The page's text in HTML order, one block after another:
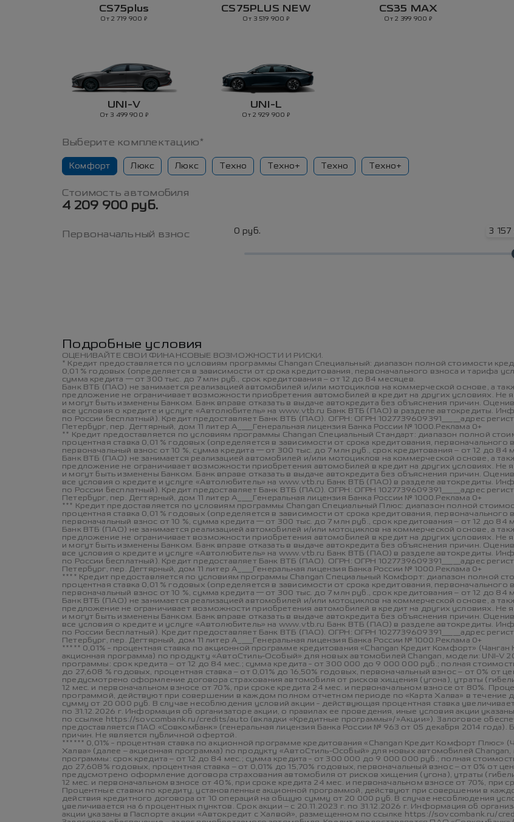
CS75plus
От 2 719 900₽
CS75PLUS NEW
От 3 519 900₽
CS35 MAX
От 2 399 900₽
UNI-V
От 3 499 900 ₽
UNI-L
От 2 929 900₽
Выберите комплектацию*
Комфорт Люкс Люкс Техно Техно+ Техно Техно+
Стоимость автомобиля
4 209 900 руб.
Первоначальный взнос 0 руб. 3
Условия кредитования и информация о расчете платежей
Подробные условия
ОЦЕНИВАЙТЕ СВОИ ФИНАНСОВЫЕ ВОЗМОЖНОСТИ И РИСКИ.
* Кредит предоставляется по условиям программы Changan Специальный: диапазон полной стоимости
0,01 % годовых (определяется в зависимости от срока кредитования, первоначального взноса и тарифа
сумма кредита — от 300 тыс. до 7 млн руб., срок кредитования – от 12 до 84 месяцев.
Банк ВТБ (ПАО) не занимается реализацией автомобилей и/или мотоциклов на коммерческой основе, а
предложение не ограничивает возможности приобретения автомобилей в кредит на других условиях. Не
и могут быть изменены Банком. Банк вправе отказать в выдаче автокредита без объяснения причин.
все условия о кредите и услуге «Автолюбитель» на www.vtb.ru Банк ВТБ (ПАО) в разделе автокредиты.
по России бесплатный). Кредит предоставляет Банк ВТБ (ПАО). ОГРН: ОГРН 1027739609391_____адрес
Петербург, пер. Дегтярный, дом 11 литер А____Генеральная лицензия Банка России № 1000.Реклама 0+
** Кредит предоставляется по условиям программы Changan Специальный Стандарт: диапазон полной
процентная ставка 0,01 % годовых (определяется в зависимости от срока кредитования,
первоначальный взнос от 10 %, сумма кредита — от 300 тыс. до 7 млн руб., срок кредитования – от 12 до 84
Банк ВТБ (ПАО) не занимается реализацией автомобилей и/или мотоциклов на коммерческой основе, а
предложение не ограничивает возможности приобретения автомобилей в кредит на других условиях. Не
и могут быть изменены Банком. Банк вправе отказать в выдаче автокредита без объяснения причин.
все условия о кредите и услуге «Автолюбитель» на www.vtb.ru Банк ВТБ (ПАО) в разделе автокредиты.
по России бесплатный). Кредит предоставляет Банк ВТБ (ПАО). ОГРН: ОГРН 1027739609391_____адрес
Петербург, пер. Дегтярный, дом 11 литер А____Генеральная лицензия Банка России № 1000.Реклама 0+
*** Кредит предоставляется по условиям программы Changan Специальный Плюс: диапазон полной
процентная ставка 0,01 % годовых (определяется в зависимости от срока кредитования,
первоначальный взнос от 10 %, сумма кредита — от 300 тыс. до 7 млн руб., срок кредитования – от 12 до 84
Банк ВТБ (ПАО) не занимается реализацией автомобилей и/или мотоциклов на коммерческой основе, а
предложение не ограничивает возможности приобретения автомобилей в кредит на других условиях. Не
и могут быть изменены Банком. Банк вправе отказать в выдаче автокредита без объяснения причин.
все условия о кредите и услуге «Автолюбитель» на www.vtb.ru Банк ВТБ (ПАО) в разделе автокредиты.
по России бесплатный). Кредит предоставляет Банк ВТБ (ПАО). ОГРН: ОГРН 1027739609391_____адрес
Петербург, пер. Дегтярный, дом 11 литер А____Генеральная лицензия Банка России № 1000.Реклама 0+
**** Кредит предоставляется по условиям программы Changan Специальный Комфорт: диапазон полной
процентная ставка 0,01 % годовых (определяется в зависимости от срока кредитования,
первоначальный взнос от 10 %, сумма кредита — от 300 тыс. до 7 млн руб., срок кредитования – от 12 до 84
Банк ВТБ (ПАО) не занимается реализацией автомобилей и/или мотоциклов на коммерческой основе, а
предложение не ограничивает возможности приобретения автомобилей в кредит на других условиях. Не
и могут быть изменены Банком. Банк вправе отказать в выдаче автокредита без объяснения причин.
все условия о кредите и услуге «Автолюбитель» на www.vtb.ru Банк ВТБ (ПАО) в разделе автокредиты.
по России бесплатный). Кредит предоставляет Банк ВТБ (ПАО). ОГРН: ОГРН 1027739609391_____адрес
Петербург, пер. Дегтярный, дом 11 литер А____Генеральная лицензия Банка России № 1000.Реклама 0+
***** 0,01% - процентная ставка по акционной программе кредитования «Changan Кредит Комфорт»
акционная программа) по продукту «АвтоСтиль-Особый» для новых автомобилей Changan, модели: UNI-V
программы: срок кредита – от 12 до 84 мес.; сумма кредита - от 300 000 до 9 000 000 руб.; полная
до 27,608 % годовых, процентная ставка – от 0,01% до 16,50% годовых, первоначальный взнос – от 0%
предусмотрено оформление договора страхования автомобиля от рисков хищения (угона), утраты
12 мес. и первоначальном взносе от 70%, при сроке кредита 24 мес. и первоначальном взносе от 80%.
программой, действуют при совершении в каждом полном отчетном периоде по «Карта Халва» в течение
сумму от 20 000 руб. В случае несоблюдения условий акции - действующая процентная ставка
по 31.12.2026 г. Информация об организаторе акции, о правилах ее проведения, иные условия акции
по ссылке https://sovcombank.ru/credits/auto (вкладки «Кредитные программы»/»Акции»). Залоговое
предоставляется ПАО «Совкомбанк» (генеральная лицензия Банка России № 963 от 05 декабря 2014 года).
причин. Не является публичной офертой.
****** 0,01% - процентная ставка по акционной программе кредитования «Changan Кредит Комфорт Плюс»
Халва» (далее – акционная программа) по продукту «АвтоСтиль-Особый» для новых автомобилей
программы: срок кредита – от 12 до 84 мес.; сумма кредита - от 300 000 до 9 000 000 руб.; полная
до 27,608% годовых, процентная ставка – от 0,01% до 15,70% годовых, первоначальный взнос – от 0% от
предусмотрено оформление договора страхования автомобиля от рисков хищения (угона), утраты
12 мес. и первоначальном взносе от 40%, при сроке кредита 24 мес. и первоначальном взносе от 70%, при
Процентные ставки по кредиту, установленные акционной программой, действуют при совершении в
действия кредитного договора от 10 операций на общую сумму от 20 000 руб. В случае несоблюдения
увеличивается на 6 процентных пунктов. Срок акции – с 20.11.2023 г. по 31.12.2026 г. Информация об
акции указаны в Паспорте акции «Автокредит с Халвой», размещенном по ссылке https://sovcombank.ru/